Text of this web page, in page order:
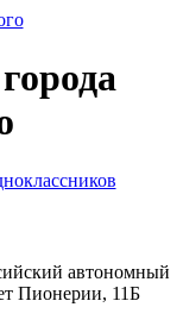
автономный
Пионерии, 11Б